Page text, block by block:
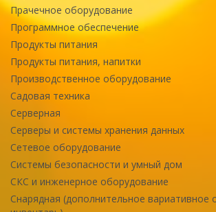
Прачечное оборудование
Программное обеспечение
Продукты питания
Продукты питания, напитки
Производственное оборудование
Садовая техника
Серверная
Серверы и системы хранения данных
Сетевое оборудование
Системы безопасности и умный дом
СКС и инженерное оборудование
Снарядная (дополнительное вариативное